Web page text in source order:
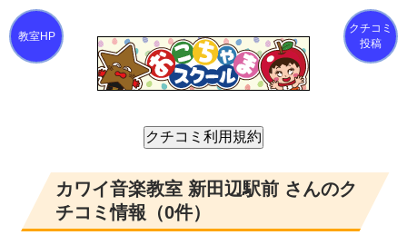
クチコミ
投稿
カワイ音楽教室 新田辺駅前 さんのク
チコミ情報（0件）